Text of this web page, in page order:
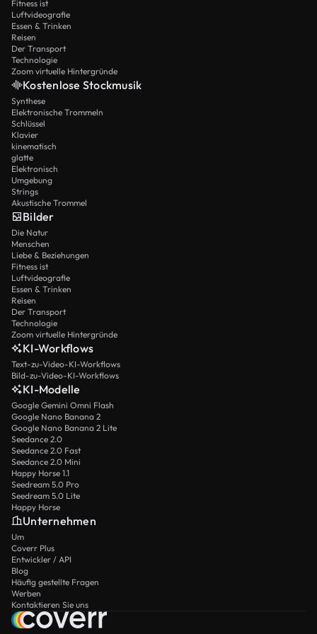
Fitness ist
Luftvideografie
Essen & Trinken
Reisen
Der Transport
Technologie
Zoom virtuelle Hintergründe
Kostenlose Stockmusik
Synthese
Elektronische Trommeln
Schlüssel
Klavier
kinematisch
glatte
Elektronisch
Umgebung
Strings
Akustische Trommel
Bilder
Die Natur
Menschen
Liebe & Beziehungen
Fitness ist
Luftvideografie
Essen & Trinken
Reisen
Der Transport
Technologie
Zoom virtuelle Hintergründe
KI-Workflows
Text-zu-Video-KI-Workflows
Bild-zu-Video-KI-Workflows
KI-Modelle
Google Gemini Omni Flash
Google Nano Banana 2
Google Nano Banana 2 Lite
Seedance 2.0
Seedance 2.0 Fast
Seedance 2.0 Mini
Happy Horse 1.1
Seedream 5.0 Pro
Seedream 5.0 Lite
Happy Horse
Unternehmen
Um
Coverr Plus
Entwickler / API
Blog
Häufig gestellte Fragen
Werben
Kontaktieren Sie uns